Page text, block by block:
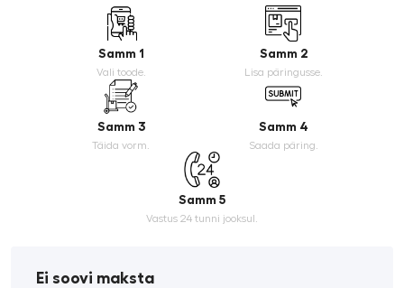
Samm 1
Vali toode.
Samm 2
Lisa päringusse.
Samm 3
Täida vorm.
Samm 4
Saada päring.
Samm 5
Vastus 24 tunni jooksul.
Ei soovi maksta